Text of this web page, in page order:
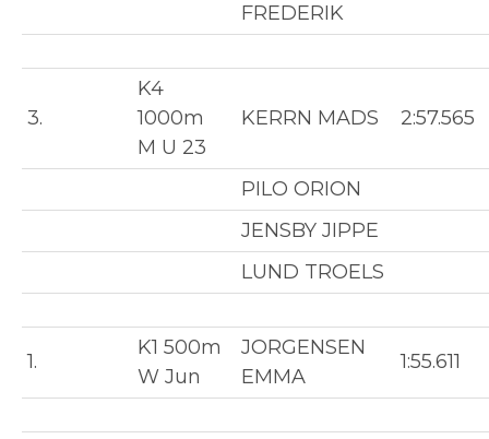
FREDERIK
3.
K4
1000m
M U 23
KERRN MADS 2:57.565
PILO ORION
JENSBY JIPPE
LUND TROELS
1.
K1 500m
W Jun
JORGENSEN
EMMA
1:55.611